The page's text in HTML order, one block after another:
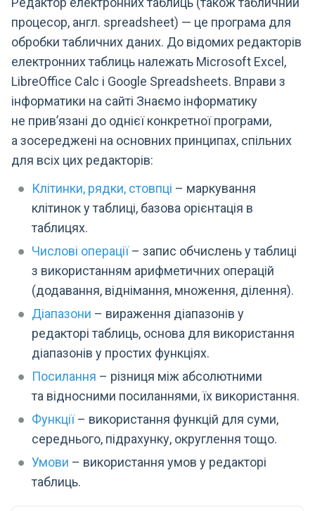
процесор, англ. spreadsheet) — це програма для
обробки табличних даних. До відомих редакторів
електронних таблиць належать Microsoft Excel,
LibreOffice Calc і Google Spreadsheets. Вправи з
інформатики на сайті Знаємо інформатику
не прив’язані до однієї конкретної програми,
а зосереджені на основних принципах, спільних
для всіх цих редакторів:
Клітинки, рядки, стовпці – маркування
клітинок у таблиці, базова орієнтація в
таблицях.
Числові операції– запис обчислень у таблиці
з використанням арифметичних операцій
(додавання, віднімання, множення, ділення).
Діапазони – вираження діапазонів у
редакторі таблиць, основа для використання
діапазонів у простих функціях.
Посилання – різниця між абсолютними
та відносними посиланнями, їх використання.
Функції– використання функцій для суми,
середнього, підрахунку, округлення тощо.
Умови – використання умов у редакторі
таблиць.